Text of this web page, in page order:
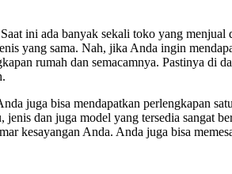
ini ada banyak sekali toko yang menjual
yang sama. Nah, jika Anda ingin
rumah dan semacamnya. Pastinya di
juga bisa mendapatkan perlengkapan
dan juga model yang tersedia sangat
kesayangan Anda. Anda juga bisa